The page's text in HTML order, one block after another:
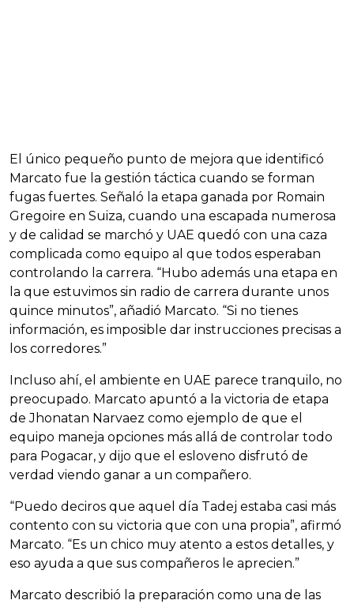
El único pequeño punto de mejora que identificó
Marcato fue la gestión táctica cuando se forman
fugas fuertes. Señaló la etapa ganada por Romain
Gregoire en Suiza, cuando una escapada numerosa
y de calidad se marchó y UAE quedó con una caza
complicada como equipo al que todos esperaban
controlando la carrera. “Hubo además una etapa en
la que estuvimos sin radio de carrera durante unos
quince minutos”, añadió Marcato. “Si no tienes
información, es imposible dar instrucciones precisas a
los corredores.”
Incluso ahí, el ambiente en UAE parece tranquilo, no
preocupado. Marcato apuntó a la victoria de etapa
de Jhonatan Narvaez como ejemplo de que el
equipo maneja opciones más allá de controlar todo
para Pogacar, y dijo que el esloveno disfrutó de
verdad viendo ganar a un compañero.
“Puedo deciros que aquel día Tadej estaba casi más
contento con su victoria que con una propia”, afirmó
Marcato. “Es un chico muy atento a estos detalles, y
eso ayuda a que sus compañeros le aprecien.”
Marcato describió la preparación como una de las